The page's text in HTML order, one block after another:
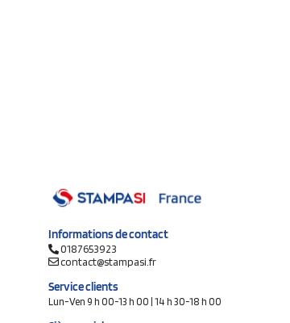
Informations de contact
0187653923
contact@stampasi.fr
Service clients
Lun-Ven 9 h 00-13 h 00 | 14 h 30-18 h 00